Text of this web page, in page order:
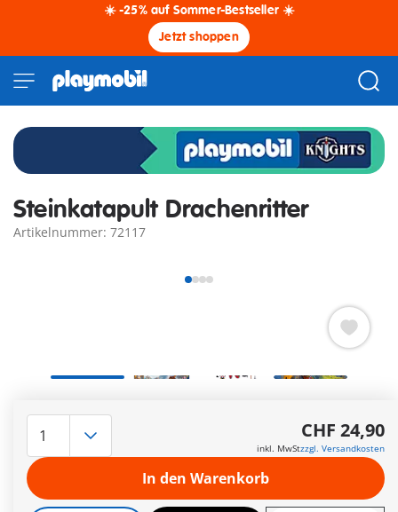
☀️ -25% auf Sommer-Bestseller ☀️
Jetzt shoppen
Steinkatapult Drachenritter
Artikelnummer: 72117
Schlachten und taktische Verteidigungsszenen
Zwei Drachenritter mit Schilden und Ausrüstung für
actionreiche Abenteuer voller Mut und Strategie
Massive Felswand als geschützte Verteidigungsposition
für kreative Rollenspiele und Angriffspläne
CHF 24,90
inkl. MwStzzgl. Versandkosten
In den Warenkorb